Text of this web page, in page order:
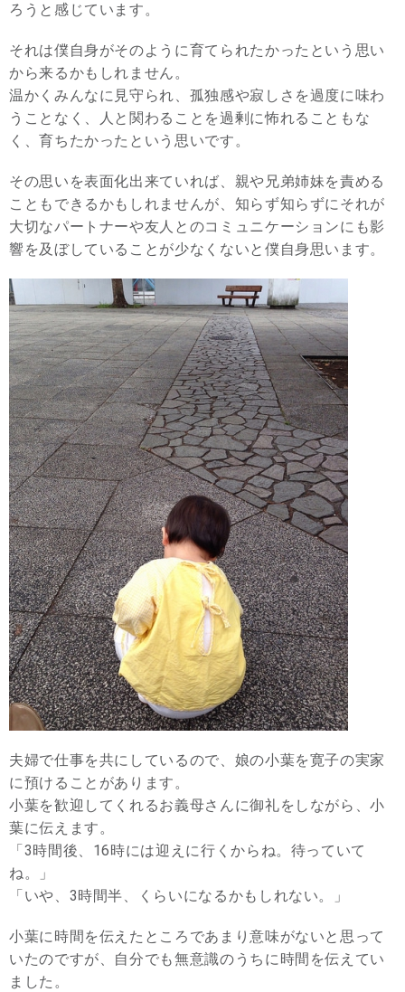
ろうと感じています。
それは僕自身がそのように育てられたかったという思い
から来るかもしれません。
温かくみんなに見守られ、孤独感や寂しさを過度に味わ
うことなく、人と関わることを過剰に怖れることもな
く、育ちたかったという思いです。
その思いを表面化出来ていれば、親や兄弟姉妹を責める
こともできるかもしれませんが、知らず知らずにそれが
大切なパートナーや友人とのコミュニケーションにも影
響を及ぼしていることが少なくないと僕自身思います。
夫婦で仕事を共にしているので、娘の小葉を寛子の実家
に預けることがあります。
小葉を歓迎してくれるお義母さんに御礼をしながら、小
葉に伝えます。
「3時間後、16時には迎えに行くからね。待っていて
ね。」
「いや、3時間半、くらいになるかもしれない。」
小葉に時間を伝えたところであまり意味がないと思って
いたのですが、自分でも無意識のうちに時間を伝えてい
ました。